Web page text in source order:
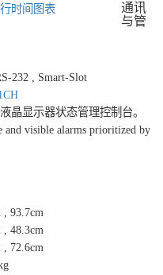
时间图表
通讯
与管
232 , Smart-Slot
晶显示器状态管理控制台。
and visible alarms prioritized by
, 93.7cm
, 48.3cm
, 72.6cm